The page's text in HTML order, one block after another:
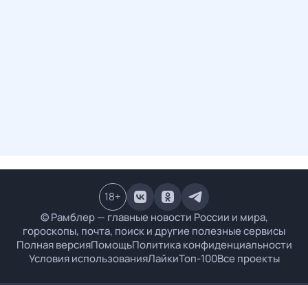
© Рамблер — главные новости России и мира,
гороскопы, почта, поиск и другие полезные сервисы
Полная версияПомощьПолитика конфиденциальности
Условия использованияЛайкиТоп-100Все проекты
18+